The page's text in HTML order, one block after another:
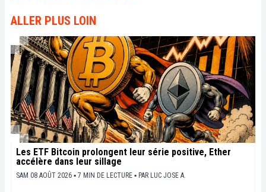
sociétaux de cette révolution en marche.
ALLER PLUS LOIN
Les ETF Bitcoin prolongent leur série positive, Ether
accélère dans leur sillage
SAM 08 AOÛT 2026 ▪ 7 MIN DE LECTURE ▪ PAR LUC JOSE A.